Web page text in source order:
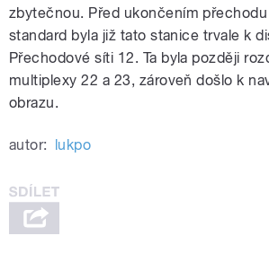
zbytečnou. Před ukončením
standard byla již tato stanice trvale k
Přechodové síti 12. Ta byla později
multiplexy 22 a 23, zároveň došlo k
obrazu.
autor: lukpo